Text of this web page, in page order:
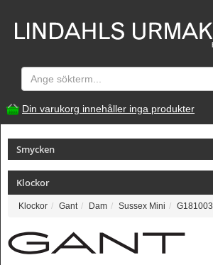
Din varukorg innehåller inga produkter
Smycken
Klockor
Klockor Gant Dam Sussex Mini G181003